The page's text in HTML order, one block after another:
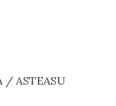
/ ASTEASU